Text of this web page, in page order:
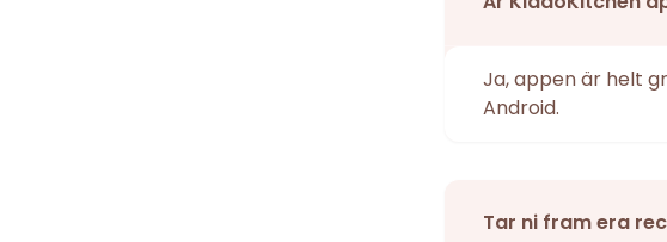
Ja, appen är helt
Android.
Tar ni fram era